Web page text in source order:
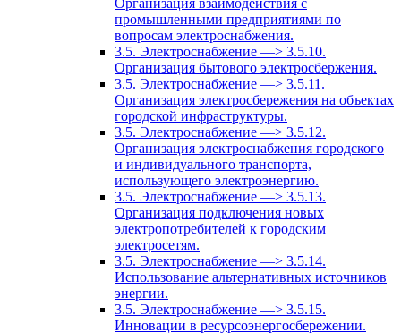
Организация взаимодействия с
промышленными предприятиями по
вопросам электроснабжения.
3.5. Электроснабжение —> 3.5.10.
Организация бытового электросбержения.
3.5. Электроснабжение —> 3.5.11.
Организация электросбережения на объектах
городской инфраструктуры.
3.5. Электроснабжение —> 3.5.12.
Организация электроснабжения городского
и индивидуального транспорта,
использующего электроэнергию.
3.5. Электроснабжение —> 3.5.13.
Организация подключения новых
электропотребителей к городским
электросетям.
3.5. Электроснабжение —> 3.5.14.
Использование альтернативных источников
энергии.
3.5. Электроснабжение —> 3.5.15.
Инновации в ресурсоэнергосбережении.